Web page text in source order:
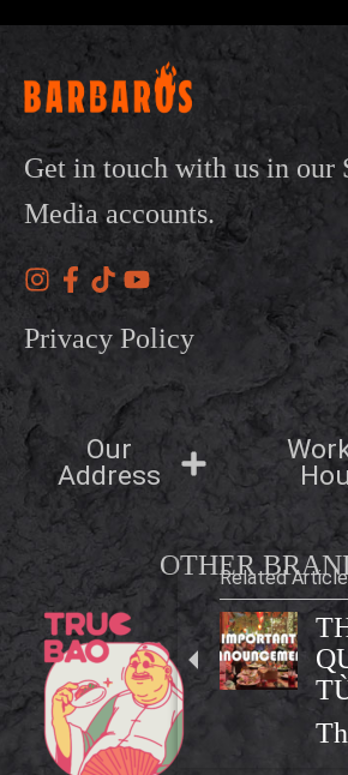
Related Article
Get in touch with us in our
Media accounts.
Privacy Policy
Our
Address
OTHER